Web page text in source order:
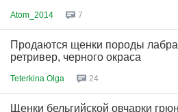
Atom_2014 7
Продаются щенки породы
ретривер, черного окраса
Teterkina Olga 24
Щенки бельгийской овчарки